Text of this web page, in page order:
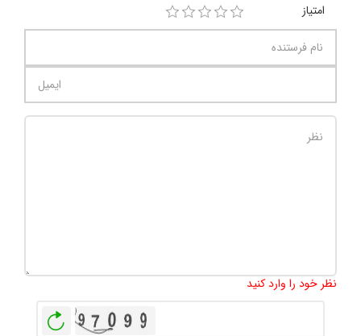
امتیاز
نظر خود را وارد کنید